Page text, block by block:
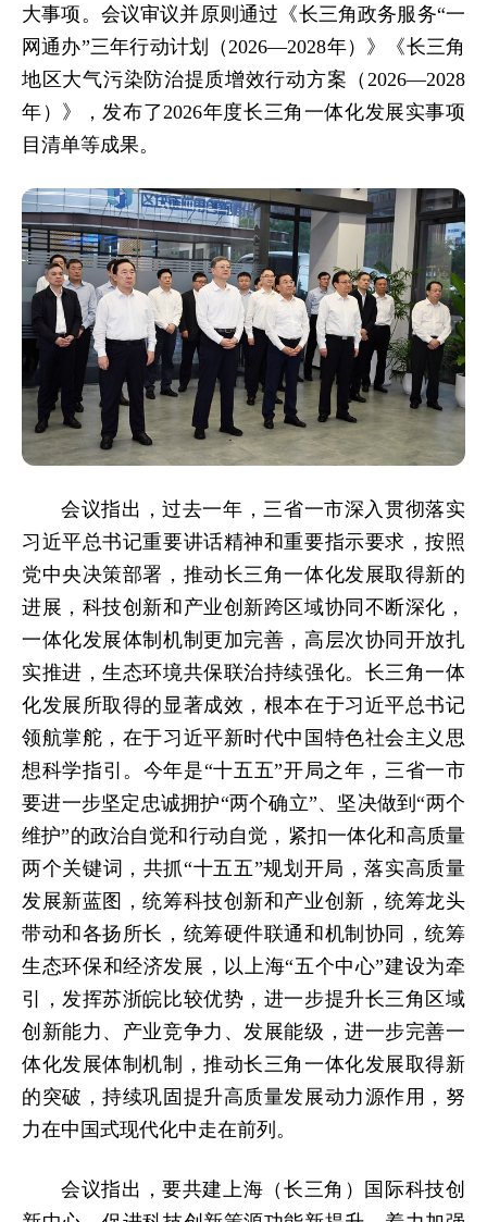
大事项。会议审议并原则通过《长三角政务服务“一
网通办”三年行动计划（2026—2028年）》《长三角
地区大气污染防治提质增效行动方案（2026—2028
年）》，发布了2026年度长三角一体化发展实事项
目清单等成果。
会议指出，过去一年，三省一市深入贯彻落实
习近平总书记重要讲话精神和重要指示要求，按照
党中央决策部署，推动长三角一体化发展取得新的
进展，科技创新和产业创新跨区域协同不断深化，
一体化发展体制机制更加完善，高层次协同开放扎
实推进，生态环境共保联治持续强化。长三角一体
化发展所取得的显著成效，根本在于习近平总书记
领航掌舵，在于习近平新时代中国特色社会主义思
想科学指引。今年是“十五五”开局之年，三省一市
要进一步坚定忠诚拥护“两个确立”、坚决做到“两个
维护”的政治自觉和行动自觉，紧扣一体化和高质量
两个关键词，共抓“十五五”规划开局，落实高质量
发展新蓝图，统筹科技创新和产业创新，统筹龙头
带动和各扬所长，统筹硬件联通和机制协同，统筹
生态环保和经济发展，以上海“五个中心”建设为牵
引，发挥苏浙皖比较优势，进一步提升长三角区域
创新能力、产业竞争力、发展能级，进一步完善一
体化发展体制机制，推动长三角一体化发展取得新
的突破，持续巩固提升高质量发展动力源作用，努
力在中国式现代化中走在前列。
会议指出，要共建上海（长三角）国际科技创